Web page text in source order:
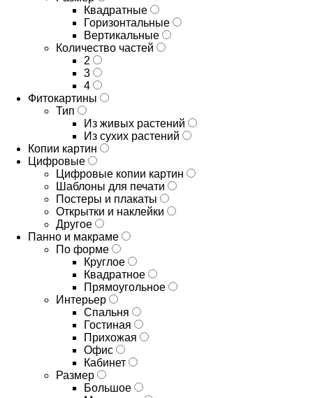
Квадратные
Горизонтальные
Вертикальные
Количество частей
2
3
4
Фитокартины
Тип
Из живых растений
Из сухих растений
Копии картин
Цифровые
Цифровые копии картин
Шаблоны для печати
Постеры и плакаты
Открытки и наклейки
Другое
Панно и макраме
По форме
Круглое
Квадратное
Прямоугольное
Интерьер
Спальня
Гостиная
Прихожая
Офис
Кабинет
Размер
Большое